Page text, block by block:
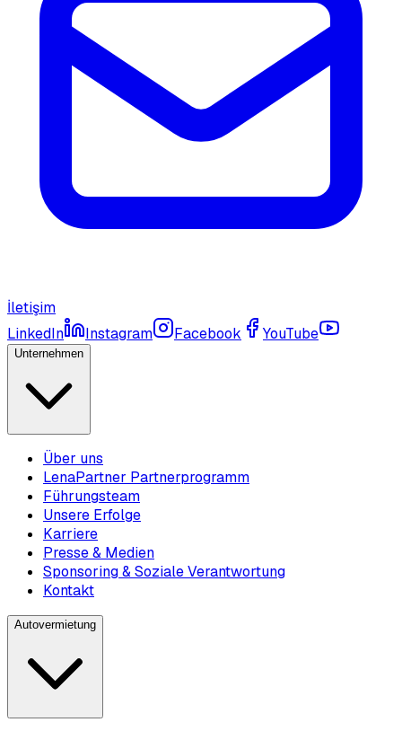
İletişim
LinkedIn
Instagram Facebook YouTube
Unternehmen
Über uns
LenaPartner Partnerprogramm
Führungsteam
Unsere Erfolge
Karriere
Presse & Medien
Sponsoring & Soziale Verantwortung
Kontakt
Autovermietung